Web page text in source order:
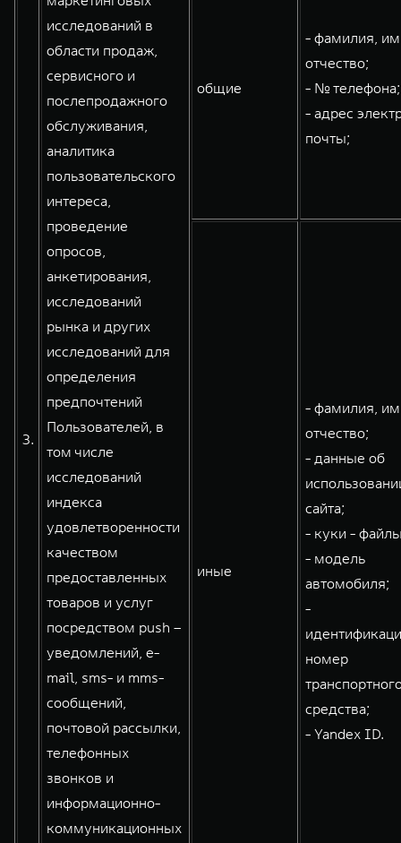
3.
исследований в
области продаж,
сервисного и
послепродажного
обслуживания,
аналитика
пользовательского
интереса,
проведение
опросов,
анкетирования,
исследований
рынка и других
исследований для
определения
предпочтений
Пользователей, в
том числе
исследований
индекса
удовлетворенности
качеством
предоставленных
товаров и услуг
посредством push –
уведомлений, e-
mail, sms- и mms-
сообщений,
почтовой рассылки,
телефонных
звонков и
информационно-
коммуникационных
общие
- фамилия,
отчество;
- № телефона;
- адрес
почты;
иные
- фамилия,
отчество;
- данные об
сайта;
- куки -
- модель
автомобиля;
-
номер
средства;
- Yandex ID.